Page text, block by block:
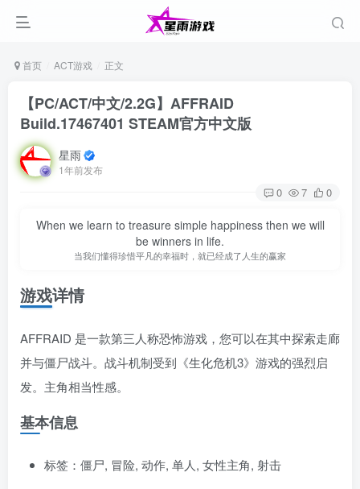
首页 ACT游戏 正文
【PC/ACT/中文/2.2G】AFFRAID
Build.17467401 STEAM官方中文版
星雨
1年前发布
0 7 0
When we learn to treasure simple happiness then we will
be winners in life.
当我们懂得珍惜平凡的幸福时，就已经成了人生的赢家
游戏详情
AFFRAID 是一款第三人称恐怖游戏，您可以在其中探索走廊
并与僵尸战斗。战斗机制受到《生化危机3》游戏的强烈启
发。主角相当性感。
基本信息
标签：僵尸, 冒险, 动作, 单人, 女性主角, 射击